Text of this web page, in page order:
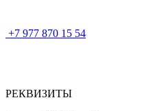
+7 977 870 15 54
РЕКВИЗИТЫ